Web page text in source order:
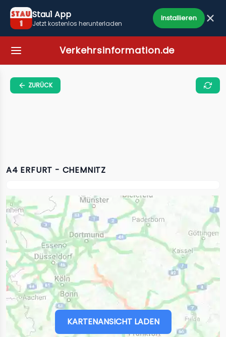
Stau1 App
Jetzt kostenlos herunterladen
Installieren
Verkehrsinformation.de
ZURÜCK
A4 ERFURT - CHEMNITZ
KARTENANSICHT LADEN